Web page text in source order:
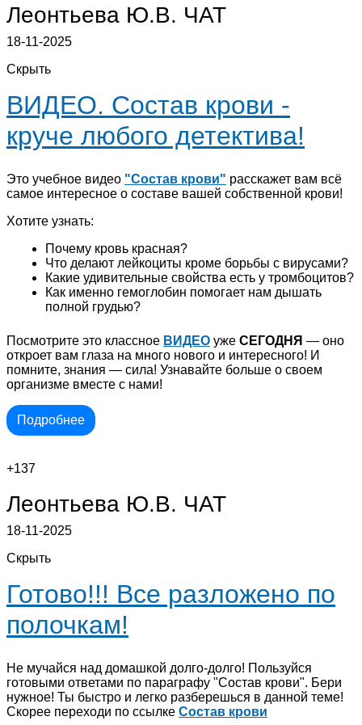
Леонтьева Ю.В. ЧАТ
18-11-2025
Скрыть
ВИДЕО. Состав крови -
круче любого детектива!
Это учебное видео "Состав крови" расскажет вам всё
самое интересное о составе вашей собственной крови!
Хотите узнать:
Почему кровь красная?
Что делают лейкоциты кроме борьбы с вирусами?
Какие удивительные свойства есть у тромбоцитов?
Как именно гемоглобин помогает нам дышать
полной грудью?
Посмотрите это классное ВИДЕО уже СЕГОДНЯ — оно
откроет вам глаза на много нового и интересного! И
помните, знания — сила! Узнавайте больше о своем
организме вместе с нами!
Подробнее
+137
Леонтьева Ю.В. ЧАТ
18-11-2025
Скрыть
Готово!!! Все разложено по
полочкам!
Не мучайся над домашкой долго-долго! Пользуйся
готовыми ответами по параграфу "Состав крови". Бери
нужное! Ты быстро и легко разберешься в данной теме!
Скорее переходи по ссылке Состав крови